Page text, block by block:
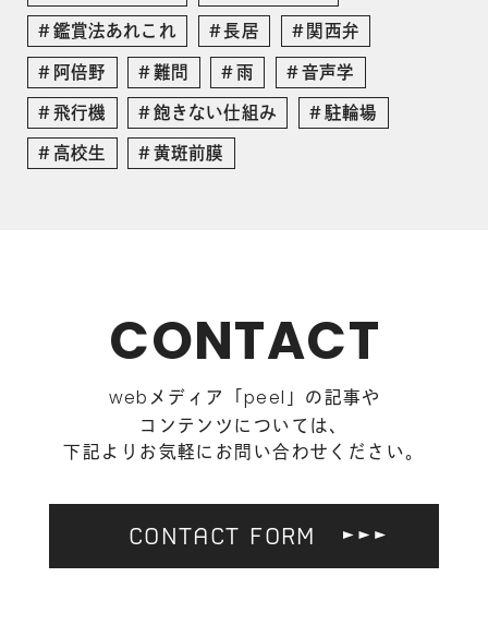
鑑賞法あれこれ 長居 関西弁
阿倍野 難問 雨 音声学
飛行機 飽きない仕組み 駐輪場
高校生 黄斑前膜
CONTACT
web メディア「 peel
」の記事や
コンテンツについては、
下記よりお気軽にお問い合わせください。
CONTACT FORM